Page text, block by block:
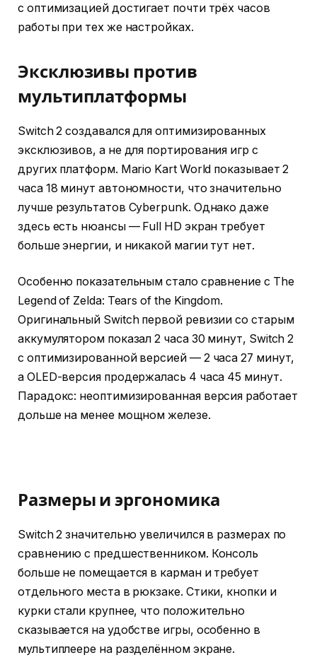
с оптимизацией достигает почти трёх часов
работы при тех же настройках.
Эксклюзивы против
мультиплатформы
Switch 2 создавался для оптимизированных
эксклюзивов, а не для портирования игр с
других платформ. Mario Kart World показывает 2
часа 18 минут автономности, что значительно
лучше результатов Cyberpunk. Однако даже
здесь есть нюансы — Full HD экран требует
больше энергии, и никакой магии тут нет.
Особенно показательным стало сравнение с The
Legend of Zelda: Tears of the Kingdom.
Оригинальный Switch первой ревизии со старым
аккумулятором показал 2 часа 30 минут, Switch 2
с оптимизированной версией — 2 часа 27 минут,
а OLED-версия продержалась 4 часа 45 минут.
Парадокс: неоптимизированная версия работает
дольше на менее мощном железе.
Размеры и эргономика
Switch 2 значительно увеличился в размерах по
сравнению с предшественником. Консоль
больше не помещается в карман и требует
отдельного места в рюкзаке. Стики, кнопки и
курки стали крупнее, что положительно
сказывается на удобстве игры, особенно в
мультиплеере на разделённом экране.